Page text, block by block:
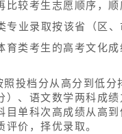
较考生志愿顺序，
业录取按该省（区
育类考生的高考文化
投档分从高分到低
）、语文数学两科成
目单科次高成绩从高
价，择优录取。